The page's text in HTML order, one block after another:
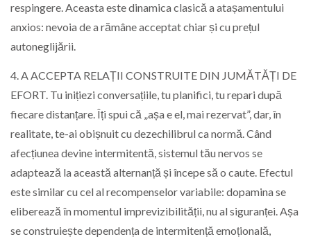
respingere. Aceasta este dinamica clasică a atașamentului
anxios: nevoia de a rămâne acceptat chiar și cu prețul
autoneglijării.
4. A ACCEPTA RELAȚII CONSTRUITE DIN JUMĂTĂȚI DE
EFORT. Tu inițiezi conversațiile, tu planifici, tu repari după
fiecare distanțare. Îți spui că „așa e el, mai rezervat”, dar, în
realitate, te-ai obișnuit cu dezechilibrul ca normă. Când
afecțiunea devine intermitentă, sistemul tău nervos se
adaptează la această alternanță și începe să o caute. Efectul
este similar cu cel al recompenselor variabile: dopamina se
eliberează în momentul imprevizibilității, nu al siguranței. Așa
se construiește dependența de intermitență emoțională,